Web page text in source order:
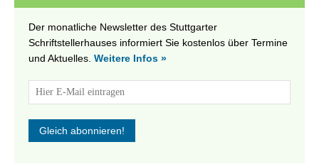
Der monatliche Newsletter des Stuttgarter
Schriftstellerhauses informiert Sie kostenlos über Termine
und Aktuelles. Weitere Infos »